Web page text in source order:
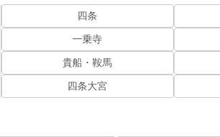
四条
一乗寺
貴船・鞍馬
四条大宮